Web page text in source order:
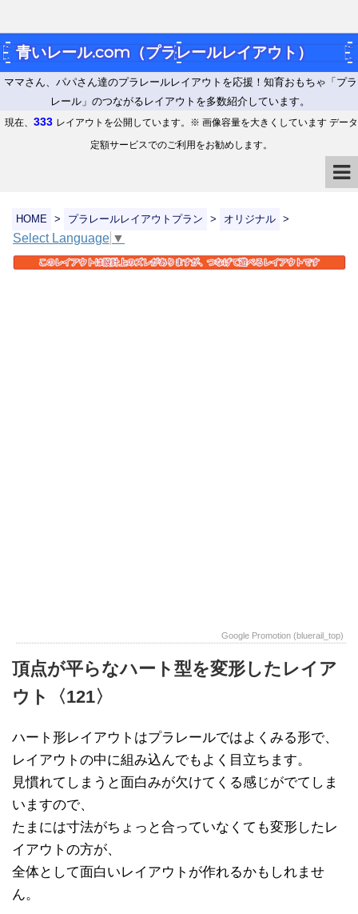
青いレール.com（プラレールレイアウト）
ママさん、パパさん達のプラレールレイアウトを応援！知育おもちゃ「プラ
レール」のつながるレイアウトを多数紹介しています。
現在、 333 レイアウトを公開しています。※ 画像容量を大きくしています データ
定額サービスでのご利用をお勧めします。
HOME > プラレールレイアウトプラン > オリジナル >
Select Language ▼
Google Promotion (bluerail_top)
頂点が平らなハート型を変形したレイア
ウト〈121〉
ハート形レイアウトはプラレールではよくみる形で、
レイアウトの中に組み込んでもよく目立ちます。
見慣れてしまうと面白みが欠けてくる感じがでてしま
いますので、
たまには寸法がちょっと合っていなくても変形したレ
イアウトの方が、
全体として面白いレイアウトが作れるかもしれませ
ん。